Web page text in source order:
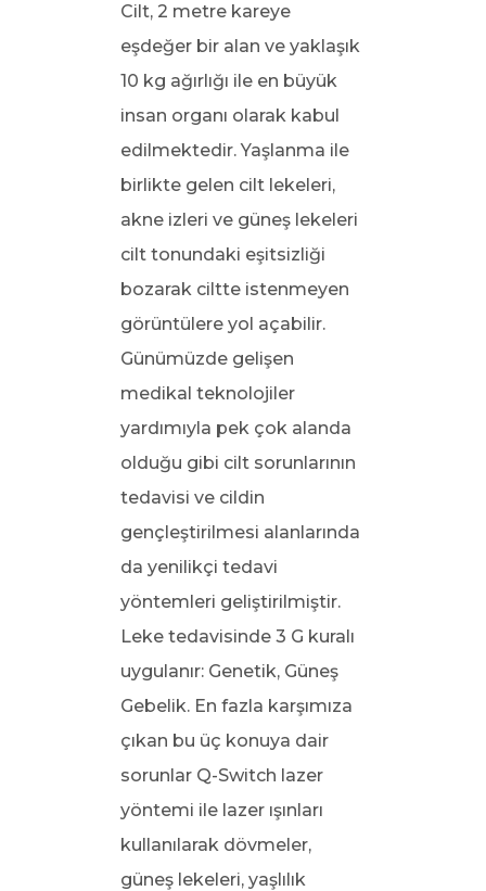
Cilt, 2 metre kareye
eşdeğer bir alan ve yaklaşık
10 kg ağırlığı ile en büyük
insan organı olarak kabul
edilmektedir. Yaşlanma ile
birlikte gelen cilt lekeleri,
akne izleri ve güneş lekeleri
cilt tonundaki eşitsizliği
bozarak ciltte istenmeyen
görüntülere yol açabilir.
Günümüzde gelişen
medikal teknolojiler
yardımıyla pek çok alanda
olduğu gibi cilt sorunlarının
tedavisi ve cildin
gençleştirilmesi alanlarında
da yenilikçi tedavi
yöntemleri geliştirilmiştir.
Leke tedavisinde 3 G kuralı
uygulanır: Genetik, Güneş
Gebelik. En fazla karşımıza
çıkan bu üç konuya dair
sorunlar Q-Switch lazer
yöntemi ile lazer ışınları
kullanılarak dövmeler,
güneş lekeleri, yaşlılık